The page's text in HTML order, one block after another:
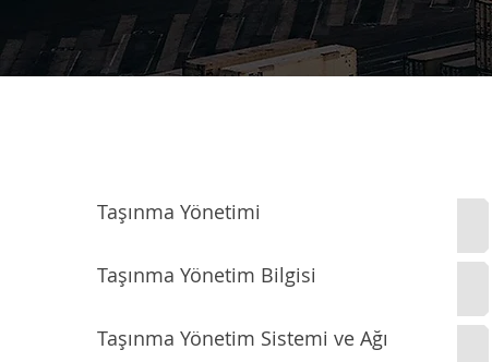
Taşınma Yönetimi
Taşınma Yönetim Bilgisi
Taşınma Yönetim Sistemi ve Ağı